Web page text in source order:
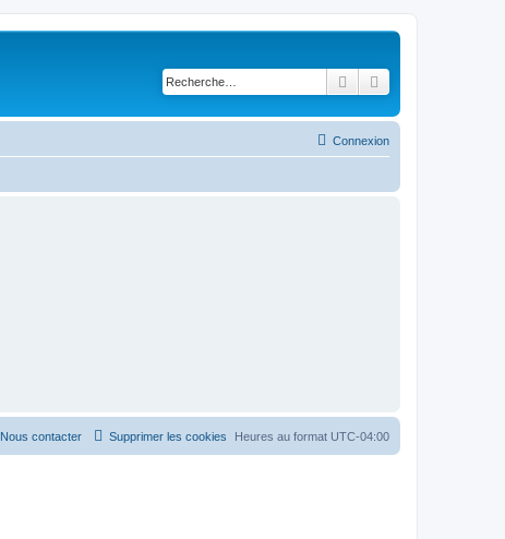
Rechercher
Connexion
Heures au format UTC-04:00
Supprimer les cookies
Nous contacter